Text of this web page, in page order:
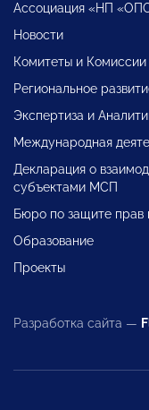
Ассоциация «НП
Новости
Комитеты и Комиссии
Региональное
Экспертиза и
Международная
Декларация о
субъектами МСП
Бюро по защите прав
Образование
Проекты
Разработка сайта —